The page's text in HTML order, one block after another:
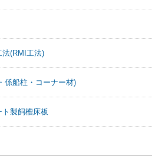
法(RMI工法)
係船柱・コーナー材)
製飼槽床板